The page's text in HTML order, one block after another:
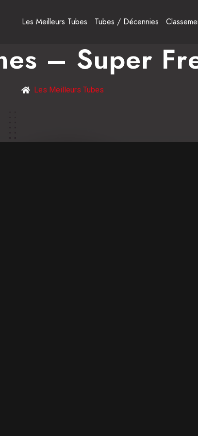
Les Meilleurs Tubes Tubes / Décennies
– Super
Les Meilleurs Tubes